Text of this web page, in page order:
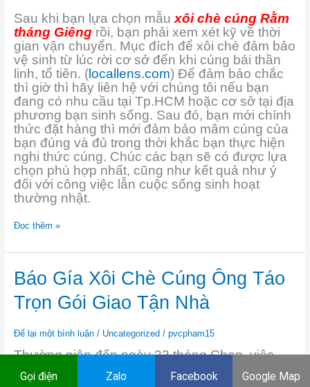
Sau khi bạn lựa chọn mẫuxôi chè cúng Rằm
tháng Giêngrồi, bạn phải xem xét kỹ về thời
gian vận chuyển. Mục đích để xôi chè đảm bảo
vệ sinh từ lúc rời cơ sở đến khi cúng bái thần
linh, tổ tiên. (locallens.com) Để đảm bảo chắc
thì giờ thì hãy liên hệ với chúng tôi nếu bạn
đang có nhu cầu tại Tp.HCM hoặc cơ sở tại địa
phương bạn sinh sống. Sau đó, bạn mới chính
thức đặt hàng thì mới đảm bảo mâm cúng của
bạn đúng và đủ trong thời khắc bạn thực hiện
nghi thức cúng. Chúc các bạn sẽ có được lựa
chọn phù hợp nhất, cũng như kết quả như ý
đối với công việc lẫn cuộc sống sinh hoạt
thường nhật.
Đọc thêm »
Báo Gía Xôi Chè Cúng Ông Táo
Trọn Gói Giao Tận Nhà
Để lại một bình luận / Uncategorized / pvcpham15
Thường niên đến ngày 23 tháng Chạp, việc
chuẩn bị
xôi chè cúng ông Táo
cũng
như mâm cơm đầy đủ là rất quan trọng. Bởi,
Báo
Gía
Xôi
Chè
Ông
Gói
Giao
Gọi điện Zalo Facebook Google Map